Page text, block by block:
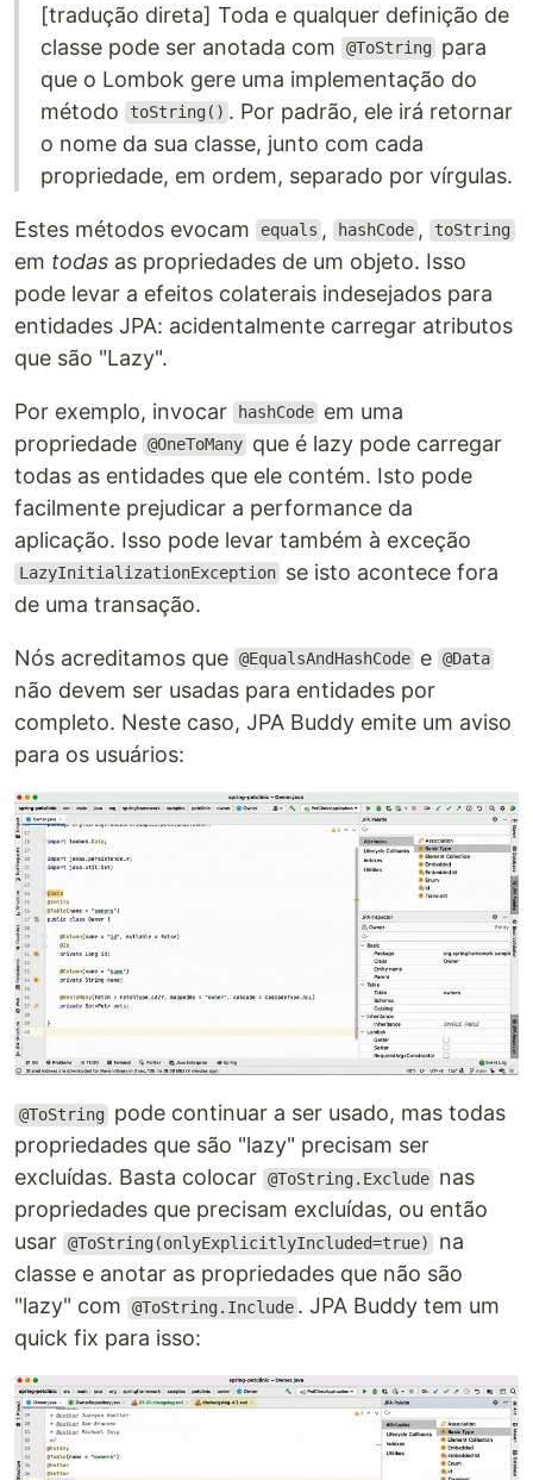
[tradução direta] Toda e qualquer definição de
classe pode ser anotada com
@ToString
para
que o Lombok gere uma implementação do
método
toString() . Por padrão, ele irá retornar
o nome da sua classe, junto com cada
propriedade, em ordem, separado por vírgulas.
Estes métodos evocam equals , hashCode , toString
em todas as propriedades de um objeto. Isso
pode levar a efeitos colaterais indesejados para
entidades JPA: acidentalmente carregar atributos
que são "Lazy".
Por exemplo, invocar hashCode em uma
propriedade @OneToMany que é lazy pode carregar
todas as entidades que ele contém. Isto pode
facilmente prejudicar a performance da
aplicação. Isso pode levar também à exceção
LazyInitializationException se isto acontece fora
de uma transação.
Nós acreditamos que @EqualsAndHashCode e @Data
não devem ser usadas para entidades por
completo. Neste caso, JPA Buddy emite um aviso
para os usuários:
@ToString
pode continuar a ser usado, mas todas
propriedades que são "lazy" precisam ser
excluídas. Basta colocar @ToString.Exclude nas
propriedades que precisam excluídas, ou então
usar @ToString(onlyExplicitlyIncluded=true)
na
classe e anotar as propriedades que não são
"lazy" com
@ToString.Include . JPA Buddy tem um
quick fix para isso: